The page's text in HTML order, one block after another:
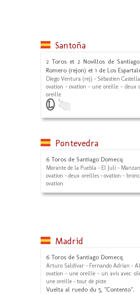
Santoña
2 Toros et 2 Novillos de
Romero (rejon) et 1 de Los
Diego Ventura (rej) - Sébastien
ovation - ovation - une oreille - deux
oreille
Pontevedra
6 Toros de Santiago Domecq
Morante de la Puebla - El Juli -
ovation - deux oreilles - ovation -
ovation
Madrid
6 Toros de Santiago Domecq
Arturo Saldívar - Fernando Adrian -
ovation - une oreille - un avis avec
une oreille - tour de piste
Vuelta al ruedo du 5, "Contento".